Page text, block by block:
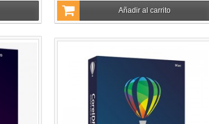
Añadir al carrito